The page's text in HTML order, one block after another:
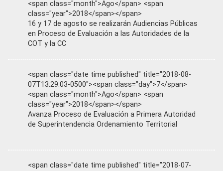
<span class="month">Ago</span> <span
class="year">2018</span></span>
16 y 17 de agosto se realizarán Audiencias Públicas
en Proceso de Evaluación a las Autoridades de la
COT y la CC
<span class="date time published" title="2018-08-
07T13:29:03-0500"><span class="day">7</span>
<span class="month">Ago</span> <span
class="year">2018</span></span>
Avanza Proceso de Evaluación a Primera Autoridad
de Superintendencia Ordenamiento Territorial
<span class="date time published" title="2018-07-